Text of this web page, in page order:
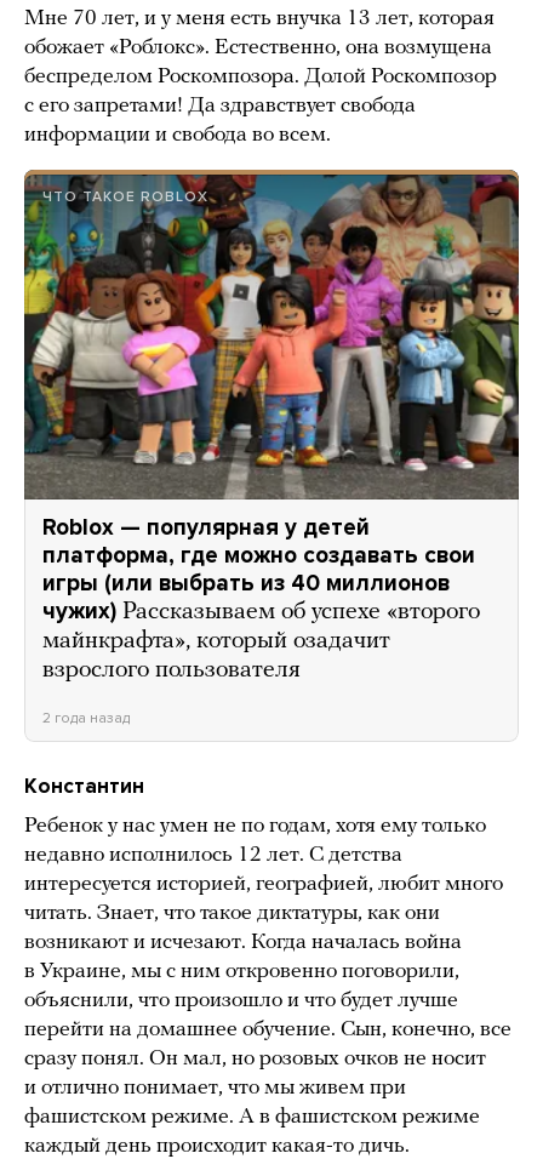
Мне 70 лет, и у меня есть внучка 13 лет, которая
обожает «Роблокс». Естественно, она возмущена
беспределом Роскомпозора. Долой Роскомпозор
с его запретами! Да здравствует свобода
информации и свобода во всем.
ЧТО ТАКОЕ ROBLOX
Roblox — популярная у детей
платформа, где можно создавать свои
игры (или выбрать из 40 миллионов
чужих) Рассказываем об успехе «второго
майнкрафта», который озадачит
взрослого пользователя
2 года назад
Константин
Ребенок у нас умен не по годам, хотя ему только
недавно исполнилось 12 лет. С детства
интересуется историей, географией, любит много
читать. Знает, что такое диктатуры, как они
возникают и исчезают. Когда началась война
в Украине, мы с ним откровенно поговорили,
объяснили, что произошло и что будет лучше
перейти на домашнее обучение. Сын, конечно, все
сразу понял. Он мал, но розовых очков не носит
и отлично понимает, что мы живем при
фашистском режиме. А в фашистском режиме
каждый день происходит какая-то дичь.